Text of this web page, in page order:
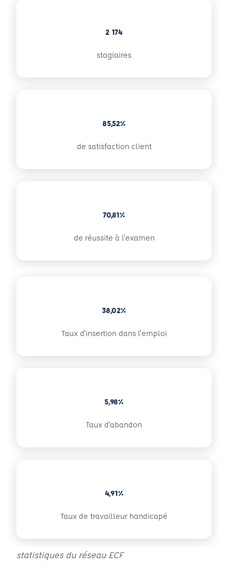
2 174
stagiaires
85,52%
de satisfaction client
70,81%
de réussite à l'examen
38,02%
Taux d'insertion dans l'emploi
5,98%
Taux d'abandon
4,91%
Taux de travailleur handicapé
statistiques du réseau ECF